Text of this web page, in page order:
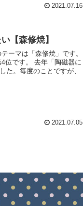
2021.07.16
【森修焼】
ーマは「森修焼」です。
位です。 去年「陶磁器に
た。毎度のことですが、
2021.07.05